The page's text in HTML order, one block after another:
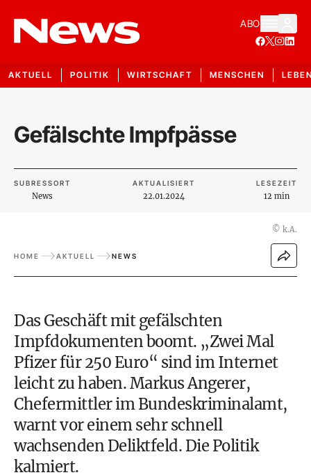
ABO
AKTUELL POLITIK WIRTSCHAFT MENSCHEN
Gefälschte Impfpässe
SUBRESSORT
News
AKTUALISIERT
22.01.2024
LESEZEIT
12 min
© k.A.
HOME AKTUELL NEWS
Das Geschäft mit gefälschten
Impfdokumenten boomt. „Zwei Mal
Pfizer für 250 Euro“ sind im Internet
leicht zu haben. Markus Angerer,
Chefermittler im Bundeskriminalamt,
warnt vor einem sehr schnell
wachsenden Deliktfeld. Die Politik
kalmiert.